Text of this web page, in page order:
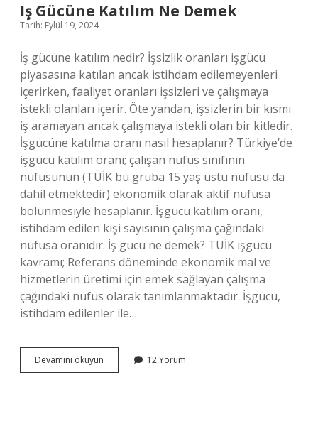
Iş Gücüne Katılım Ne Demek
Tarih: Eylül 19, 2024
İş gücüne katılım nedir? İşsizlik oranları işgücü
piyasasına katılan ancak istihdam edilemeyenleri
içerirken, faaliyet oranları işsizleri ve çalışmaya
istekli olanları içerir. Öte yandan, işsizlerin bir kısmı
iş aramayan ancak çalışmaya istekli olan bir kitledir.
İşgücüne katılma oranı nasıl hesaplanır? Türkiye’de
işgücü katılım oranı; çalışan nüfus sınıfının
nüfusunun (TÜİK bu gruba 15 yaş üstü nüfusu da
dahil etmektedir) ekonomik olarak aktif nüfusa
bölünmesiyle hesaplanır. İşgücü katılım oranı,
istihdam edilen kişi sayısının çalışma çağındaki
nüfusa oranıdır. İş gücü ne demek? TÜİK işgücü
kavramı; Referans döneminde ekonomik mal ve
hizmetlerin üretimi için emek sağlayan çalışma
çağındaki nüfus olarak tanımlanmaktadır. İşgücü,
istihdam edilenler ile…
Devamını okuyun
Gücüne
12 Yorum